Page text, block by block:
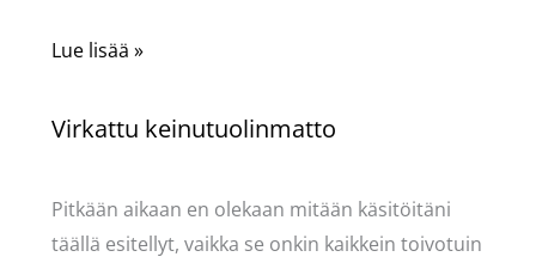
Lue lisää »
Virkattu keinutuolinmatto
Pitkään aikaan en olekaan mitään käsitöitäni
täällä esitellyt, vaikka se onkin kaikkein toivotuin